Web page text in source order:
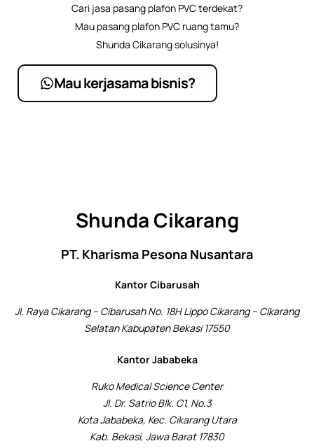
Cari jasa pasang plafon PVC terdekat?
Mau pasang plafon PVC ruang tamu?
Shunda Cikarang solusinya!
Mau kerjasama bisnis?
Shunda Cikarang
PT. Kharisma Pesona Nusantara
Kantor Cibarusah
Jl. Raya Cikarang – Cibarusah No. 18H Lippo Cikarang – Cikarang
Selatan Kabupaten Bekasi 17550
Kantor Jababeka
Ruko Medical Science Center
Jl. Dr. Satrio Blk. C1, No.3
Kota Jababeka, Kec. Cikarang Utara
Kab. Bekasi, Jawa Barat 17830